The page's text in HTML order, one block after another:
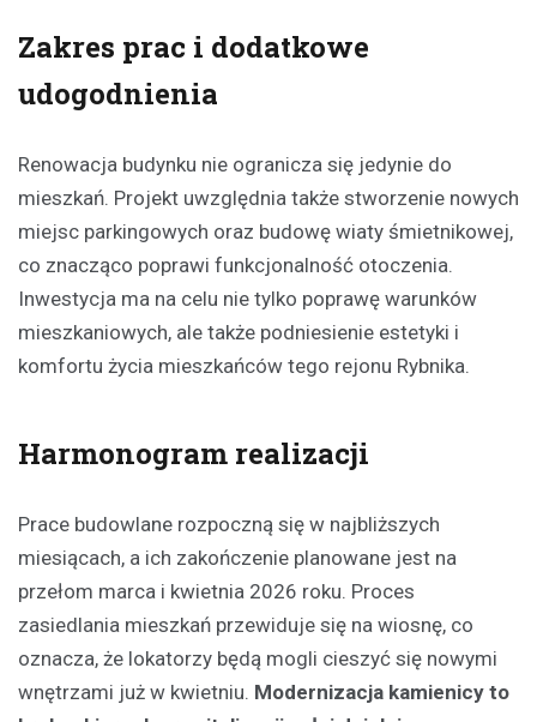
Zakres prac i dodatkowe
udogodnienia
Renowacja budynku nie ogranicza się jedynie do
mieszkań. Projekt uwzględnia także stworzenie nowych
miejsc parkingowych oraz budowę wiaty śmietnikowej,
co znacząco poprawi funkcjonalność otoczenia.
Inwestycja ma na celu nie tylko poprawę warunków
mieszkaniowych, ale także podniesienie estetyki i
komfortu życia mieszkańców tego rejonu Rybnika.
Harmonogram realizacji
Prace budowlane rozpoczną się w najbliższych
miesiącach, a ich zakończenie planowane jest na
przełom marca i kwietnia 2026 roku. Proces
zasiedlania mieszkań przewiduje się na wiosnę, co
oznacza, że lokatorzy będą mogli cieszyć się nowymi
wnętrzami już w kwietniu. Modernizacja kamienicy to